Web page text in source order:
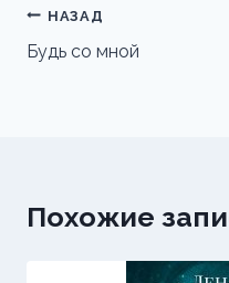
Навигация
по
НАЗАД
Будь со мной
Похожие